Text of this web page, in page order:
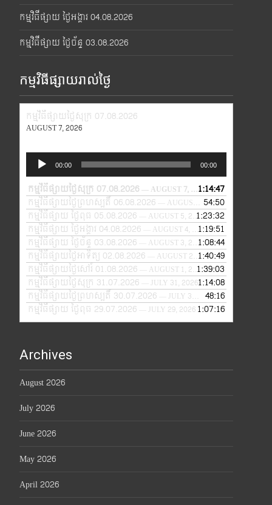
កម្មវិធីផ្សាយ ថ្ងៃអង្គារ 04.08.2026
កម្មវិធីផ្សាយ ថ្ងៃច័ន្ទ 03.08.2026
កម្មវិធីផ្សាយរាល់ថ្ងៃ
កម្មវិធីផ្សាយថ្ងៃសុក្រ 07.08.2026
AUGUST 7, 2026
Audio
Player
00:00 00:00
កម្មវិធីផ្សាយថ្ងៃសុក្រ 07.08.2026— AUGUST 7, 2026
1:14:47
កម្មវិធីផ្សាយថ្ងៃព្រហស្បតិ៍ 06.08.2026
— AUGUST 6, 2026
54:50
កម្មវិធីផ្សាយ ថ្ងៃពុធ 05.08.2026
— AUGUST 5, 2026 1:23:32
កម្មវិធីផ្សាយ ថ្ងៃអង្គារ 04.08.2026
— AUGUST 4, 2026
1:19:51
កម្មវិធីផ្សាយ ថ្ងៃច័ន្ទ 03.08.2026
— AUGUST 3, 2026 1:08:44
កម្មវិធីផ្សាយថ្ងៃអាទិត្យ 02.08.2026
— AUGUST 2, 2026 1:40:49
កម្មវិធីផ្សាយថ្ងៃសៅរ៍ 01.08.2026
— AUGUST 1, 2026 1:39:03
កម្មវិធីផ្សាយថ្ងៃសុក្រ 31.07.2026
— JULY 31, 20261:14:08
កម្មវិធីផ្សាយថ្ងៃព្រហស្បតិ៍ 30.07.2026
— JULY 30, 2026
48:16
កម្មវិធីផ្សាយ ថ្ងៃពុធ 29.07.2026
— JULY 29, 20261:07:16
Archives
August 2026
July 2026
June 2026
May 2026
April 2026